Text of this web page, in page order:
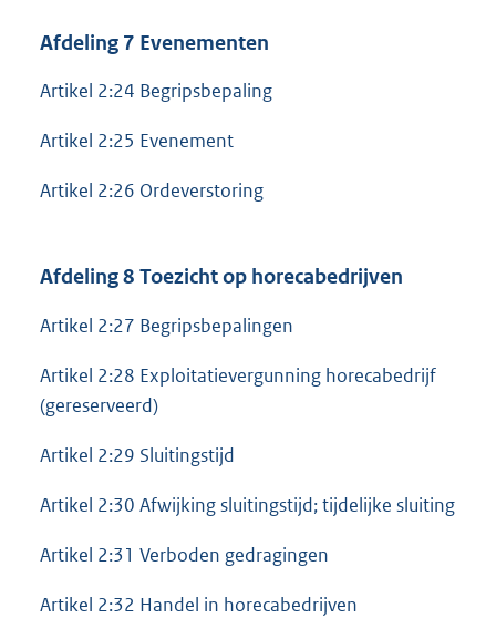
Afdeling 7 Evenementen
Artikel 2:24 Begripsbepaling
Artikel 2:25 Evenement
Artikel 2:26 Ordeverstoring
Afdeling 8 Toezicht op horecabedrijven
Artikel 2:27 Begripsbepalingen
Artikel 2:28 Exploitatievergunning horecabedrijf
(gereserveerd)
Artikel 2:29 Sluitingstijd
Artikel 2:30 Afwijking sluitingstijd; tijdelijke sluiting
Artikel 2:31 Verboden gedragingen
Artikel 2:32 Handel in horecabedrijven